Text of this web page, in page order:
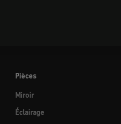
Pièces
Miroir
Éclairage